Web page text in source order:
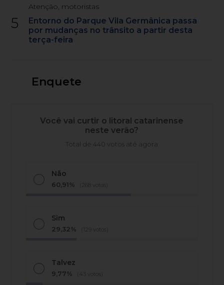
5
Atenção, motoristas
Entorno do Parque Vila Germânica passa
por mudanças no trânsito a partir desta
terça-feira
Enquete
Você vai curtir o litoral catarinense
neste verão?
Total de 440 votos até agora
Não
60,91% (268 votos)
Sim
29,32% (129 votos)
Talvez
9,77% (43 votos)